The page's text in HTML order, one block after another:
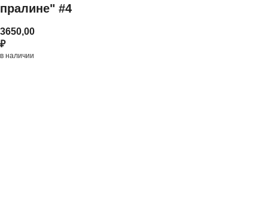
пралине" #4
3650,00
₽
в наличии